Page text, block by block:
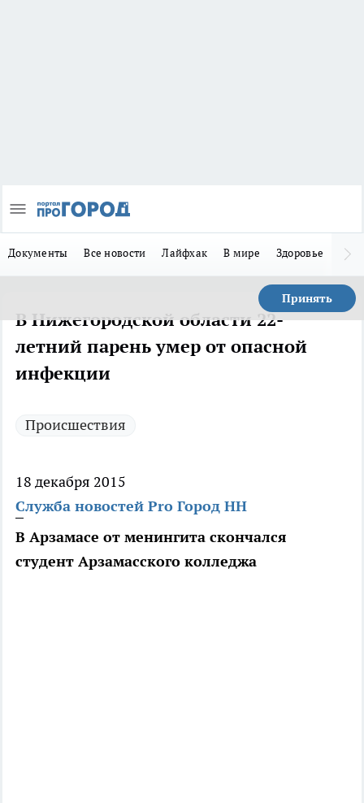
Документы Все новости Лайфхак В мире Здоровье
Принять
В Нижегородской области 22-
летний парень умер от опасной
инфекции
Происшествия
18 декабря 2015
Служба новостей Pro Город НН
В Арзамасе от менингита скончался
студент Арзамасского колледжа